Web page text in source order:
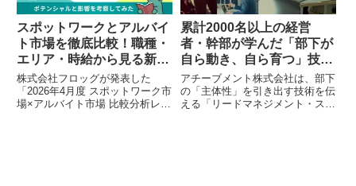
スポットワークとアルバイ
ト市場を徹底比較！職種・
エリア・時給から見る新た
な雇用トレンド【2026年4
月度レポート】
株式会社フロッグが発表した
「2026年4月度 スポットワーク市
場×アルバイト市場 比較分析レポ
累計2000名以上の経営
者・幹部が学んだ「部下が
自ら動き、自ら育つ」技
術、「リードマネジメン
ト・スタンダード」が開催
されました
アチーブメント株式会社は、部下
の「主体性」を引き出す技術を伝
える「リードマネジメント・スタ